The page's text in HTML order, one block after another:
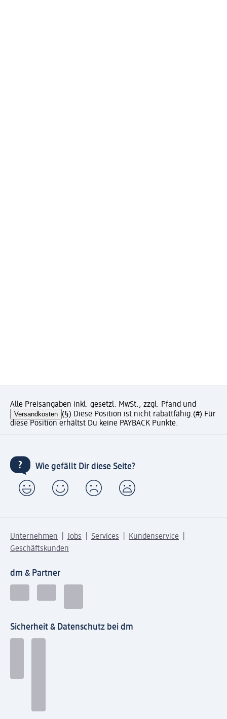
Alle Preisangaben inkl. gesetzl. MwSt., zzgl. Pfand und
Versandkosten (§) Diese Position ist nicht rabattfähig.(#) Für
diese Position erhältst Du keine PAYBACK Punkte.
Wie gefällt Dir diese Seite?
Unternehmen Jobs Services
Kundenservice
Geschäftskunden
dm & Partner
Sicherheit & Datenschutz bei dm